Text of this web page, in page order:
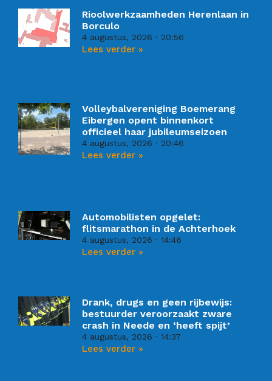
Rioolwerkzaamheden Herenlaan in
Borculo
4 augustus, 2026 20:56
Lees verder »
Volleybalvereniging Boemerang
Eibergen opent binnenkort
officieel haar jubileumseizoen
4 augustus, 2026 20:46
Lees verder »
Automobilisten opgelet:
flitsmarathon in de Achterhoek
4 augustus, 2026 14:46
Lees verder »
Drank, drugs en geen rijbewijs:
bestuurder veroorzaakt zware
crash in Neede en ‘heeft spijt’
4 augustus, 2026 14:37
Lees verder »